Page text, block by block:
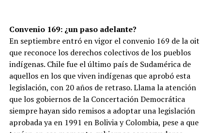
Convenio 169: ¿un paso adelante?
En septiembre entró en vigor el convenio 169 de la oit
que reconoce los derechos colectivos de los pueblos
indígenas. Chile fue el último país de Sudamérica de
aquellos en los que viven indígenas que aprobó esta
legislación, con 20 años de retraso. Llama la atención
que los gobiernos de la Concertación Democrática
siempre hayan sido remisos a adoptar una legislación
aprobada ya en 1991 en Bolivia y Colombia, pese a que